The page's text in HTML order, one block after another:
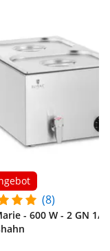
(8)
- 600 W - 2 GN 1/2